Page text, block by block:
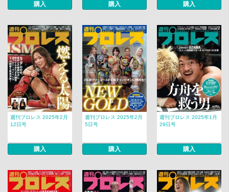
購入 購入 購入
週刊プロレス 2025年2月
12日号
購入
週刊プロレス 2025年2月
5日号
購入
週刊プロレス 2025年1月
29日号
購入